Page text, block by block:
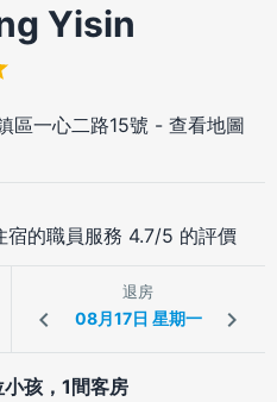
Yisin
區一心二路15號 - 查看地圖
宿的職員服務 4.7/5 的評價
退房
孩，1間客房